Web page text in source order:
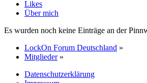
Likes
Über mich
Es wurden noch keine Einträge an der
LockOn Forum Deutschland »
Mitglieder »
Datenschutzerklärung